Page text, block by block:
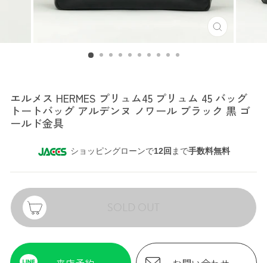
エルメス HERMES プリュム45 プリュム 45 バッグ
トートバッグ アルデンヌ ノワール ブラック 黒 ゴ
ールド金具
ショッピングローンで12回 まで手数料無料